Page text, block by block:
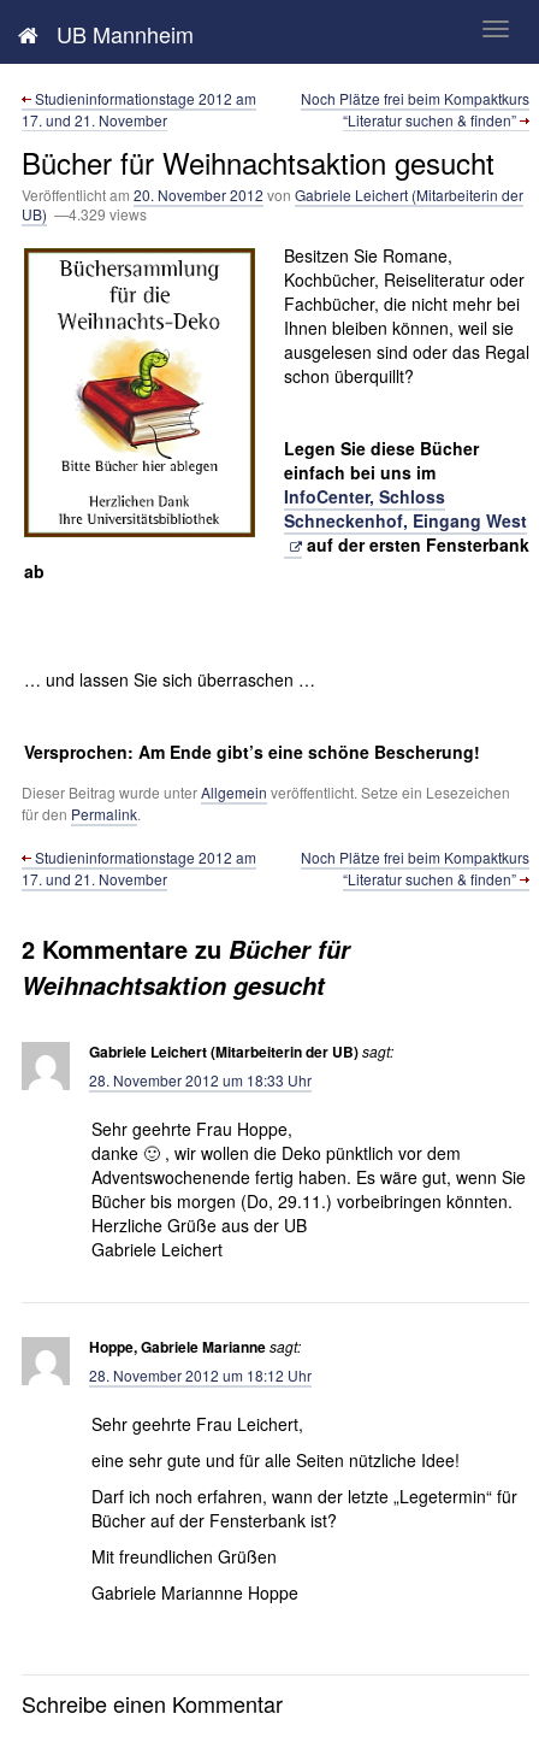
UB Mannheim
Neues aus der UB Mannheim
Studieninformationstage 2012 am
17. und 21. November
Noch Plätze frei beim Kompaktkurs
“Literatur suchen & finden”
Bücher für Weihnachtsaktion gesucht
Veröffentlicht am 20. November 2012 von Gabriele Leichert (Mitarbeiterin der
UB) —4.329 views
Besitzen Sie Romane,
Kochbücher, Reiseliteratur oder
Fachbücher, die nicht mehr bei
Ihnen bleiben können, weil sie
ausgelesen sind oder das Regal
schon überquillt?
Legen Sie diese Bücher
einfach bei uns im
InfoCenter, Schloss
Schneckenhof, Eingang West
auf der ersten Fensterbank
ab
… und lassen Sie sich überraschen …
Versprochen: Am Ende gibt’s eine schöne Bescherung!
Dieser Beitrag wurde unterAllgemein veröffentlicht. Setze ein Lesezeichen
für den Permalink.
Studieninformationstage 2012 am
17. und 21. November
Noch Plätze frei beim Kompaktkurs
“Literatur suchen & finden”
2 Kommentare zu Bücher für
Weihnachtsaktion gesucht
Gabriele Leichert (Mitarbeiterin der UB)sagt:
28. November 2012 um 18:33 Uhr
Sehr geehrte Frau Hoppe,
danke 🙂 , wir wollen die Deko pünktlich vor dem
Adventswochenende fertig haben. Es wäre gut, wenn Sie
Bücher bis morgen (Do, 29.11.) vorbeibringen könnten.
Herzliche Grüße aus der UB
Gabriele Leichert
Hoppe, Gabriele Mariannesagt:
28. November 2012 um 18:12 Uhr
Sehr geehrte Frau Leichert,
eine sehr gute und für alle Seiten nützliche Idee!
Darf ich noch erfahren, wann der letzte „Legetermin“ für
Bücher auf der Fensterbank ist?
Mit freundlichen Grüßen
Gabriele Mariannne Hoppe
Schreibe einen Kommentar